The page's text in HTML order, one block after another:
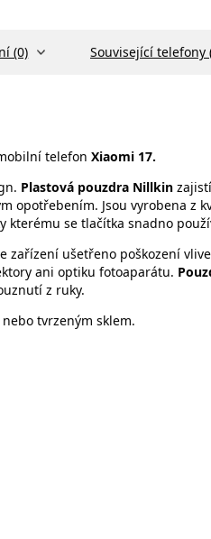
(0) Související telefony
telefon Xiaomi 17.
Plastová pouzdra Nillkin
opotřebením. Jsou vyrobena z
kterému se tlačítka snadno
zařízení ušetřeno poškození
ani optiku fotoaparátu.
z ruky.
tvrzeným sklem.